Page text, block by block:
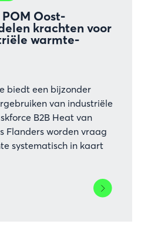
Oost-
krachten voor
warmte-
biedt een bijzonder
van industriële
B2B Heat van
Flanders worden vraag
systematisch in kaart
Lees
meer